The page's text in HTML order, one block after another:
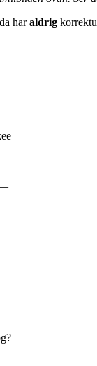
haraldrig
—